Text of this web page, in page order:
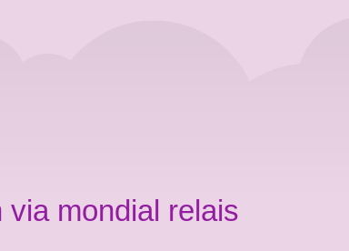
mondial relais